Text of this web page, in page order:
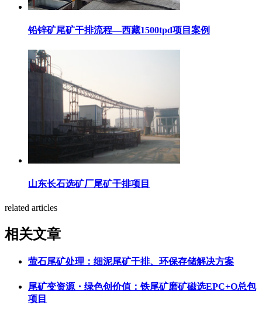
铅锌矿尾矿干排流程—西藏1500tpd项目案例
山东长石选矿厂尾矿干排项目
related articles
相关文章
萤石尾矿处理：细泥尾矿干排、环保存储解决方案
尾矿变资源・绿色创价值：铁尾矿磨矿磁选EPC+O总包
项目